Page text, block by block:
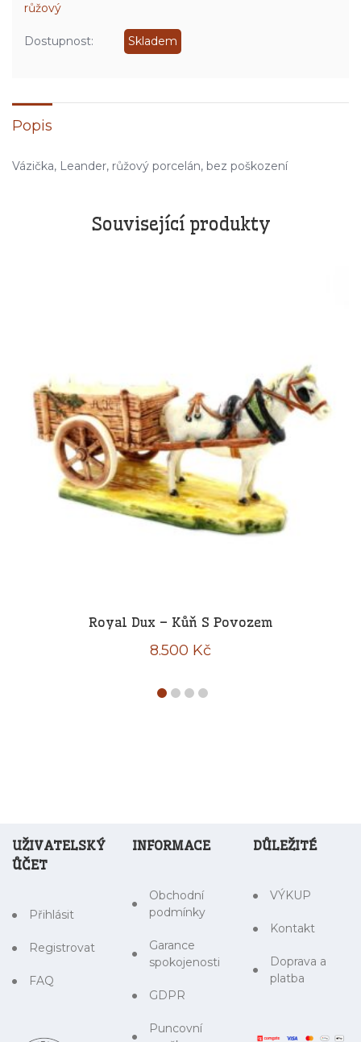
růžový
Dostupnost: Skladem
Popis
Vázička, Leander, růžový porcelán, bez poškození
Související produkty
Royal Dux – Kůň S Povozem
8.500 Kč
UŽIVATELSKÝ
ŮČET
Přihlásit
Registrovat
FAQ
INFORMACE
Obchodní
podmínky
Garance
spokojenosti
GDPR
Puncovní
DŮLEŽITÉ
VÝKUP
Kontakt
Doprava a
platba